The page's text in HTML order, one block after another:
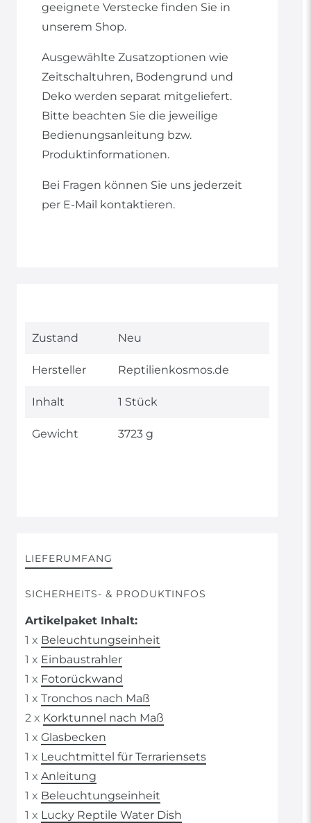
geeignete Verstecke finden Sie in
unserem Shop.
Ausgewählte Zusatzoptionen wie
Zeitschaltuhren, Bodengrund und
Deko werden separat mitgeliefert.
Bitte beachten Sie die jeweilige
Bedienungsanleitung bzw.
Produktinformationen.
Bei Fragen können Sie uns jederzeit
per E-Mail kontaktieren.
Technisches
Wert
Zustand Neu
Hersteller Reptilienkosmos.de
Inhalt 1 Stück
Gewicht 3723 g
LIEFERUMFANG
SICHERHEITS- & PRODUKTINFOS
Artikelpaket Inhalt:
1 x Beleuchtungseinheit
1 x Einbaustrahler
1 x Fotorückwand
1 x Tronchos nach Maß
2 x Korktunnel nach Maß
1 x Glasbecken
1 x Leuchtmittel für Terrariensets
1 x Anleitung
1 x Beleuchtungseinheit
1 x Lucky Reptile Water Dish